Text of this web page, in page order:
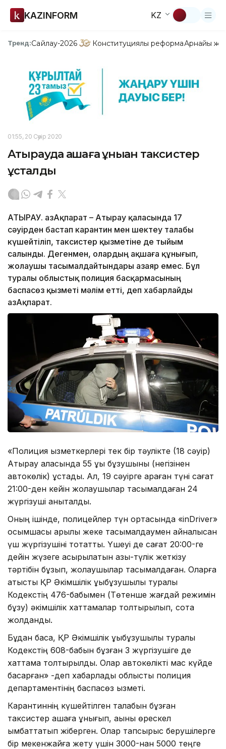
KAZINFORM KZ
Тренд:Сайлау-2026 Конституциялық реформаАрнайы
01:55, 20 Сәуір 2020
Атырауда ақшаға құныққан таксистер
ұсталды
АТЫРАУ. ҚазАқпарат – Атырау қаласында 17
сәуірден бастап карантин мен шектеу талабы
күшейтіліп, таксистер қызметіне де тыйым
салынды. Дегенмен, олардың ақшаға құнығып,
жолаушы тасымалдайтындары азаяр емес. Бұл
туралы облыстық полиция басқармасының
баспасөз қызметі мәлім етті, деп хабарлайды
ҚазАқпарат.
«Полиция қызметкерлері тек бір тәулікте (18 сәуір)
Атырау қаласында 55 құқық бұзушыны (негізінен
автокөлік) ұстады. Ал, 19 сәуірге қараған түні сағат
21:00-ден кейін жолаушылар тасымалдаған 24
жүргізуші анықталды.
Оның ішінде, полицейлер түн ортасында «inDriver»
қосымшасы арқылы жеке тасымалдаумен айналысқан
үш жүргізушіні тоқтатты. Үшеуі де сағат 20:00-ге
дейін жүзеге асырылатын азық-түлік жеткізу
тәртібін бұзып, жолаушылар тасымалдаған. Оларға
қатысты ҚР Әкімшілік құқықбұзушылық туралы
Кодекстің 476-бабымен (Төтенше жағдай режимін
бұзу) әкімшілік хаттамалар толтырылып, сотқа
жолданды.
Бұдан басқа, ҚР Әкімшілік құқықбұзушылық туралы
Кодекстің 608-бабын бұзған 3 жүргізушіге де
хаттама толтырылды. Олар автокөлікті мас күйде
басқарған» -деп хабарлады облыстық полиция
департаментінің баспасөз қызметі.
Карантиннің күшейтілген талабын бұзған
таксистер ақшаға құнығып, ақыны өрескел
қымбаттатып жіберген. Олар тапсырыс берушілерге
бір мекенжайға жету үшін 3000-нан 5000 теңге